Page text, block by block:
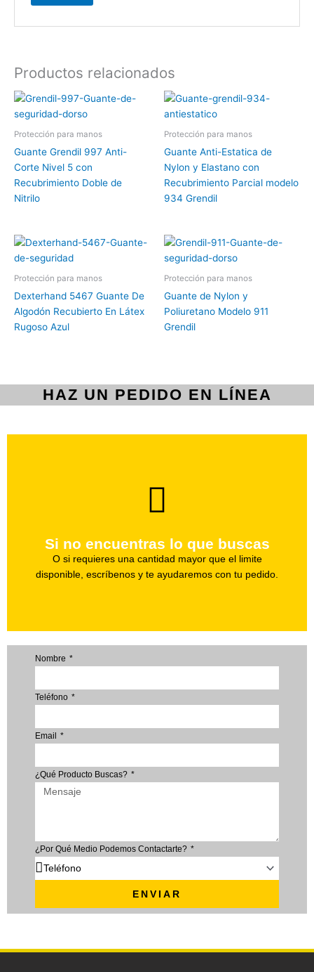
Productos relacionados
Protección para manos
Guante Grendil 997 Anti-
Corte Nivel 5 con
Recubrimiento Doble de
Nitrilo
Protección para manos
Guante Anti-Estatica de
Nylon y Elastano con
Recubrimiento Parcial modelo
934 Grendil
Protección para manos
Dexterhand 5467 Guante De
Algodón Recubierto En Látex
Rugoso Azul
Protección para manos
Guante de Nylon y
Poliuretano Modelo 911
Grendil
HAZ UN PEDIDO EN LÍNEA
Si no encuentras lo que buscas
O si requieres una cantidad mayor que el limite
disponible, escríbenos y te ayudaremos con tu pedido.
Haz tu pedido
Nombre
Teléfono
Email
¿Qué Producto Buscas?
¿Por Qué Medio Podemos Contactarte?
ENVIAR